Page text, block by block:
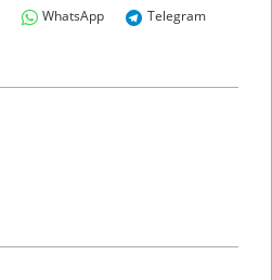
WhatsApp
Telegram